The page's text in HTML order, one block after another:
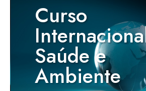
Curso
Saúde e
Ambiente